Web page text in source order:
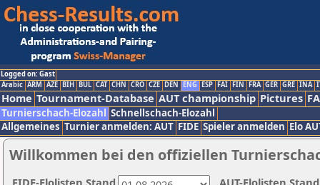
Logged on: Gast
Arabic ARM AZE BIH BUL CAT CHN CRO CZE DEN ENG ESP FAI FIN FRA GER GRE INA
Home Tournament-Database AUT championship Pictures
Turnierschach-Elozahl Schnellschach-Elozahl
Allgemeines Turnier anmelden: AUT FIDE Spieler anmelden Elo
Willkommen bei den offiziellen
AUT-Elolisten
FIDE-Elolisten Stand